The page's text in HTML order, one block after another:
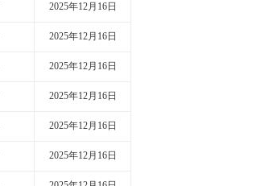
2025年12月16日
2025年12月16日
2025年12月16日
2025年12月16日
2025年12月16日
2025年12月16日